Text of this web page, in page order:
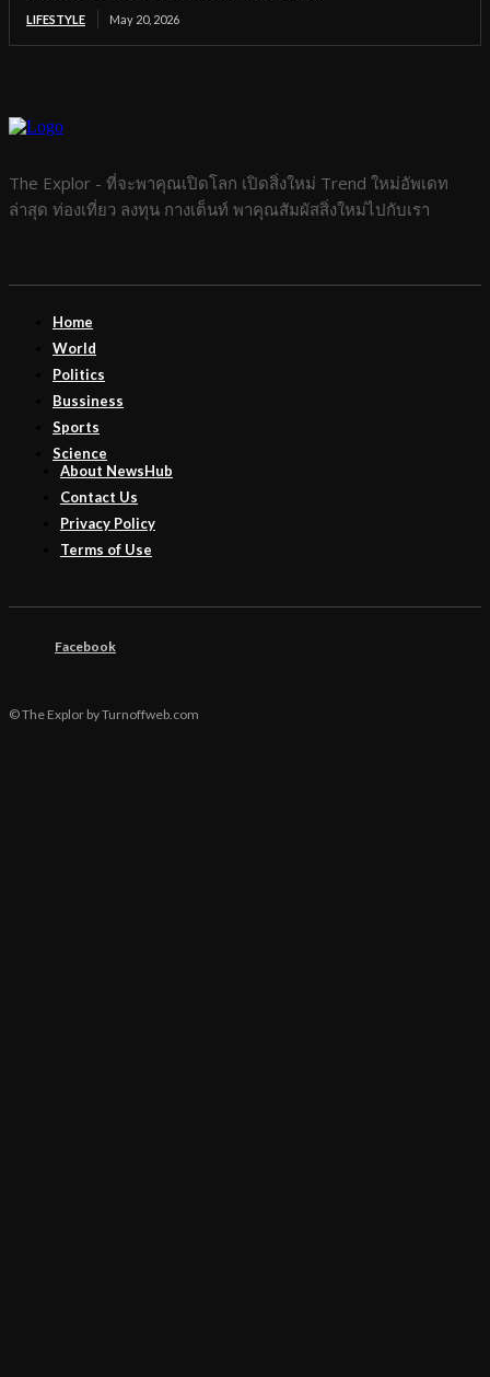
LIFESTYLE May 20, 2026
The Explor - ที่จะพาคุณเปิดโลก เปิดสิ่งใหม่ Trend ใหม่อัพเดท
ล่าสุด ท่องเที่ยว ลงทุน กางเต็นท์ พาคุณสัมผัสสิ่งใหม่ไปกับเรา
Home
World
Politics
Bussiness
Sports
Science
About NewsHub
Contact Us
Privacy Policy
Terms of Use
Facebook
© The Explor by Turnoffweb.com